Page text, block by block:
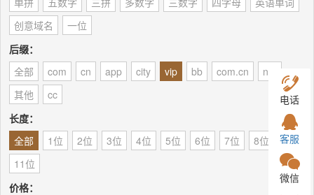
创意域名
一位
后缀：
全部
com cn app city vip bb com.cn
net
其他
cc
长度：
全部
1位 2位 3位 4位 5位 6位 7位 8位
9位
11位
价格：
电话
客服
微信